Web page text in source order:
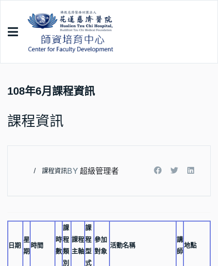
課程資訊
108年6月課程資訊
BY 超級管理者
課程資訊
日期
星
期
時間
時
數
課
程
類
別
課程
主軸
課
程
型
式
參加
對象
活動名稱
講
師
地點